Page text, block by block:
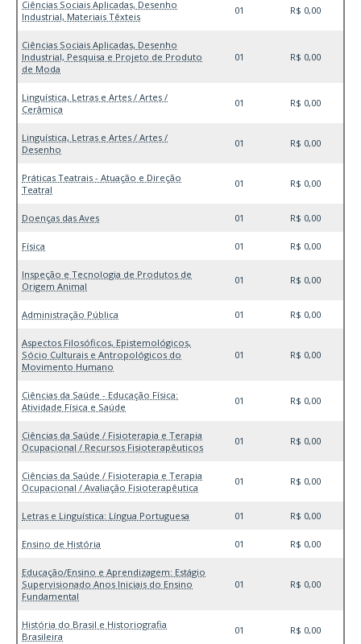
Ciências Sociais Aplicadas, Desenho
Industrial, Materiais Têxteis
01 R$ 0,00
Ciências Sociais Aplicadas, Desenho
Industrial, Pesquisa e Projeto de Produto
de Moda
01 R$ 0,00
Linguística, Letras e Artes / Artes /
Cerâmica
01 R$ 0,00
Linguística, Letras e Artes / Artes /
Desenho
01 R$ 0,00
Práticas Teatrais - Atuação e Direção
Teatral
01 R$ 0,00
Doenças das Aves 01 R$ 0,00
Física 01 R$ 0,00
Inspeção e Tecnologia de Produtos de
Origem Animal
01 R$ 0,00
Administração Pública 01 R$ 0,00
Aspectos Filosóficos, Epistemológicos,
Sócio Culturais e Antropológicos do
Movimento Humano
01 R$ 0,00
Ciências da Saúde - Educação Física:
Atividade Física e Saúde
01 R$ 0,00
Ciências da Saúde / Fisioterapia e Terapia
Ocupacional / Recursos Fisioterapêuticos
01 R$ 0,00
Ciências da Saúde / Fisioterapia e Terapia
Ocupacional / Avaliação Fisioterapêutica
01 R$ 0,00
Letras e Linguística: Língua Portuguesa 01 R$ 0,00
Ensino de História 01 R$ 0,00
Educação/Ensino e Aprendizagem: Estágio
Supervisionado Anos Iniciais do Ensino
Fundamental
01 R$ 0,00
História do Brasil e Historiografia
Brasileira
01 R$ 0,00